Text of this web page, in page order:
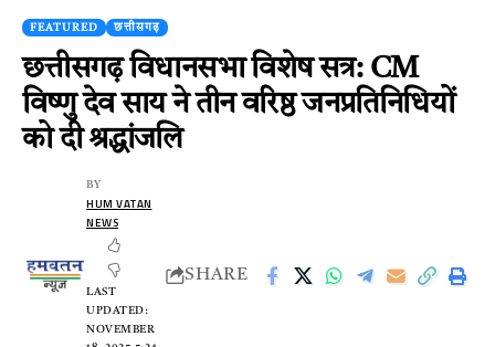
FEATURED छत्तीसगढ़
छत्तीसगढ़ विधानसभा विशेष सत्र: CM
विष्णु देव साय ने तीन वरिष्ठ जनप्रतिनिधियों
को दी श्रद्धांजलि
LAST
UPDATED:
NOVEMBER
BY
HUM VATAN
NEWS
SHARE